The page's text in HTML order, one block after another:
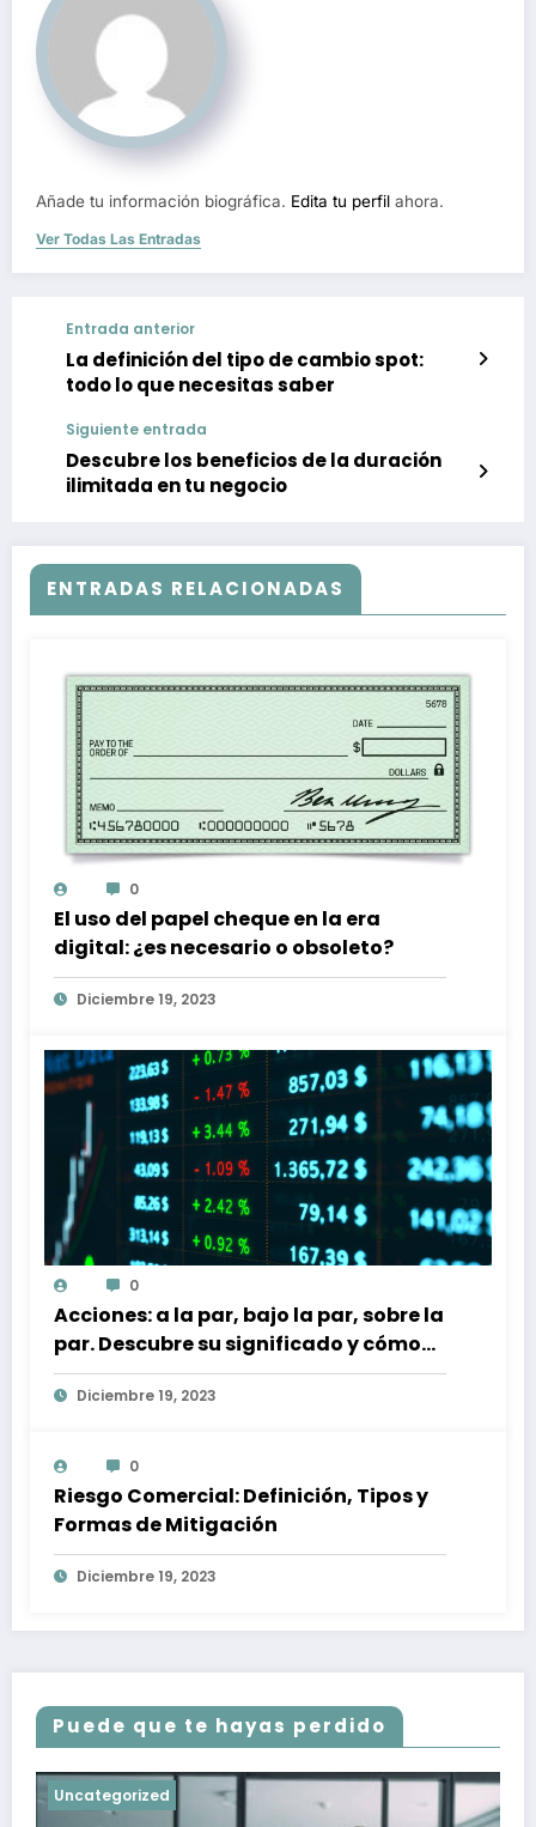
Añade tu información biográfica. Edita tu perfil ahora.
Ver Todas Las Entradas
Entrada anterior
La definición del tipo de cambio spot:
todo lo que necesitas saber
Siguiente entrada
Descubre los beneficios de la duración
ilimitada en tu negocio
ENTRADAS RELACIONADAS
0
El uso del papel cheque en la era
digital: ¿es necesario o obsoleto?
Diciembre 19, 2023
0
Acciones: a la par, bajo la par, sobre la
par. Descubre su significado y cómo
afectan a tu inversión
Diciembre 19, 2023
0
Riesgo Comercial: Definición, Tipos y
Formas de Mitigación
Diciembre 19, 2023
Puede que te hayas perdido
Uncategorized